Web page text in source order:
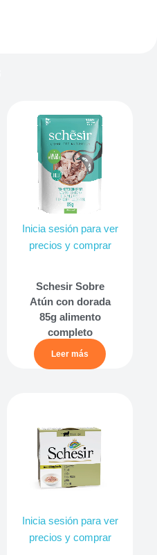
Inicia sesión para ver
precios y comprar
Schesir Sobre
Atún con dorada
85g alimento
completo
Leer más
Inicia sesión para ver
precios y comprar